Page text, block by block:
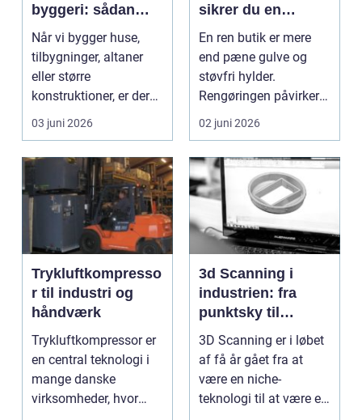
byggeri: sådan
skaber de
sikkerhed og
tryghed
Når vi bygger huse,
tilbygninger, altaner
eller større
konstruktioner, er der
én ting, der altid ska...
03 juni 2026
sikrer du en
indbydende butik
hver dag
En ren butik er mere
end pæne gulve og
støvfri hylder.
Rengøringen påvirker
kundernes
02 juni 2026
Trykluftkompresso
r til industri og
håndværk
Trykluftkompressor er
en central teknologi i
mange danske
virksomheder, hvor
3d Scanning i
industrien: fra
punktsky til
præcist
projektgrundlag
3D Scanning er i løbet
af få år gået fra at
være en niche-
teknologi til at være et